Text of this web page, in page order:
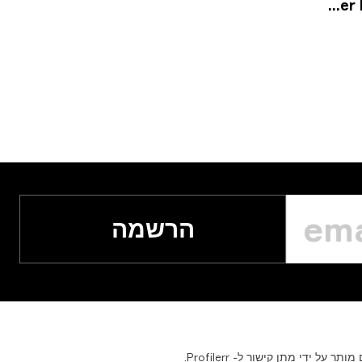
הרשמה
מותר על ידי מתן קישור ל- Profilerr.